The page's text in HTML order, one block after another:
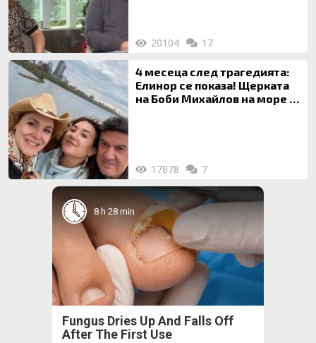
20104 17
4 месеца след трагедията:
Елинор се показа! Щерката
на Боби Михайлов на море с
17878 7
8 h 28 min
Fungus Dries Up And Falls Off
After The First Use